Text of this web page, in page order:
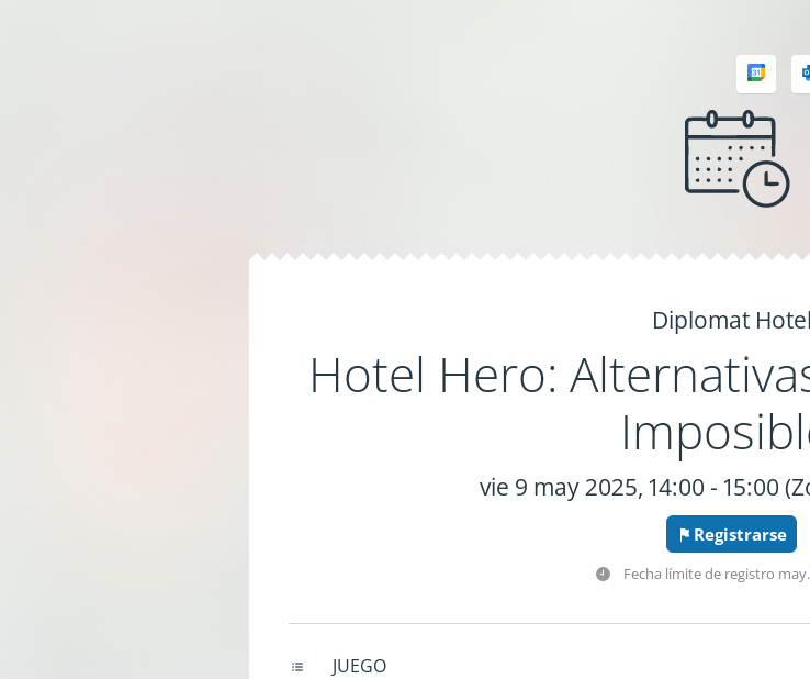
Diplomat
Hotel Hero:
vie 9 may 2025, 14:00 - 15:00
Registrarse
Fecha límite de registro
JUEGO